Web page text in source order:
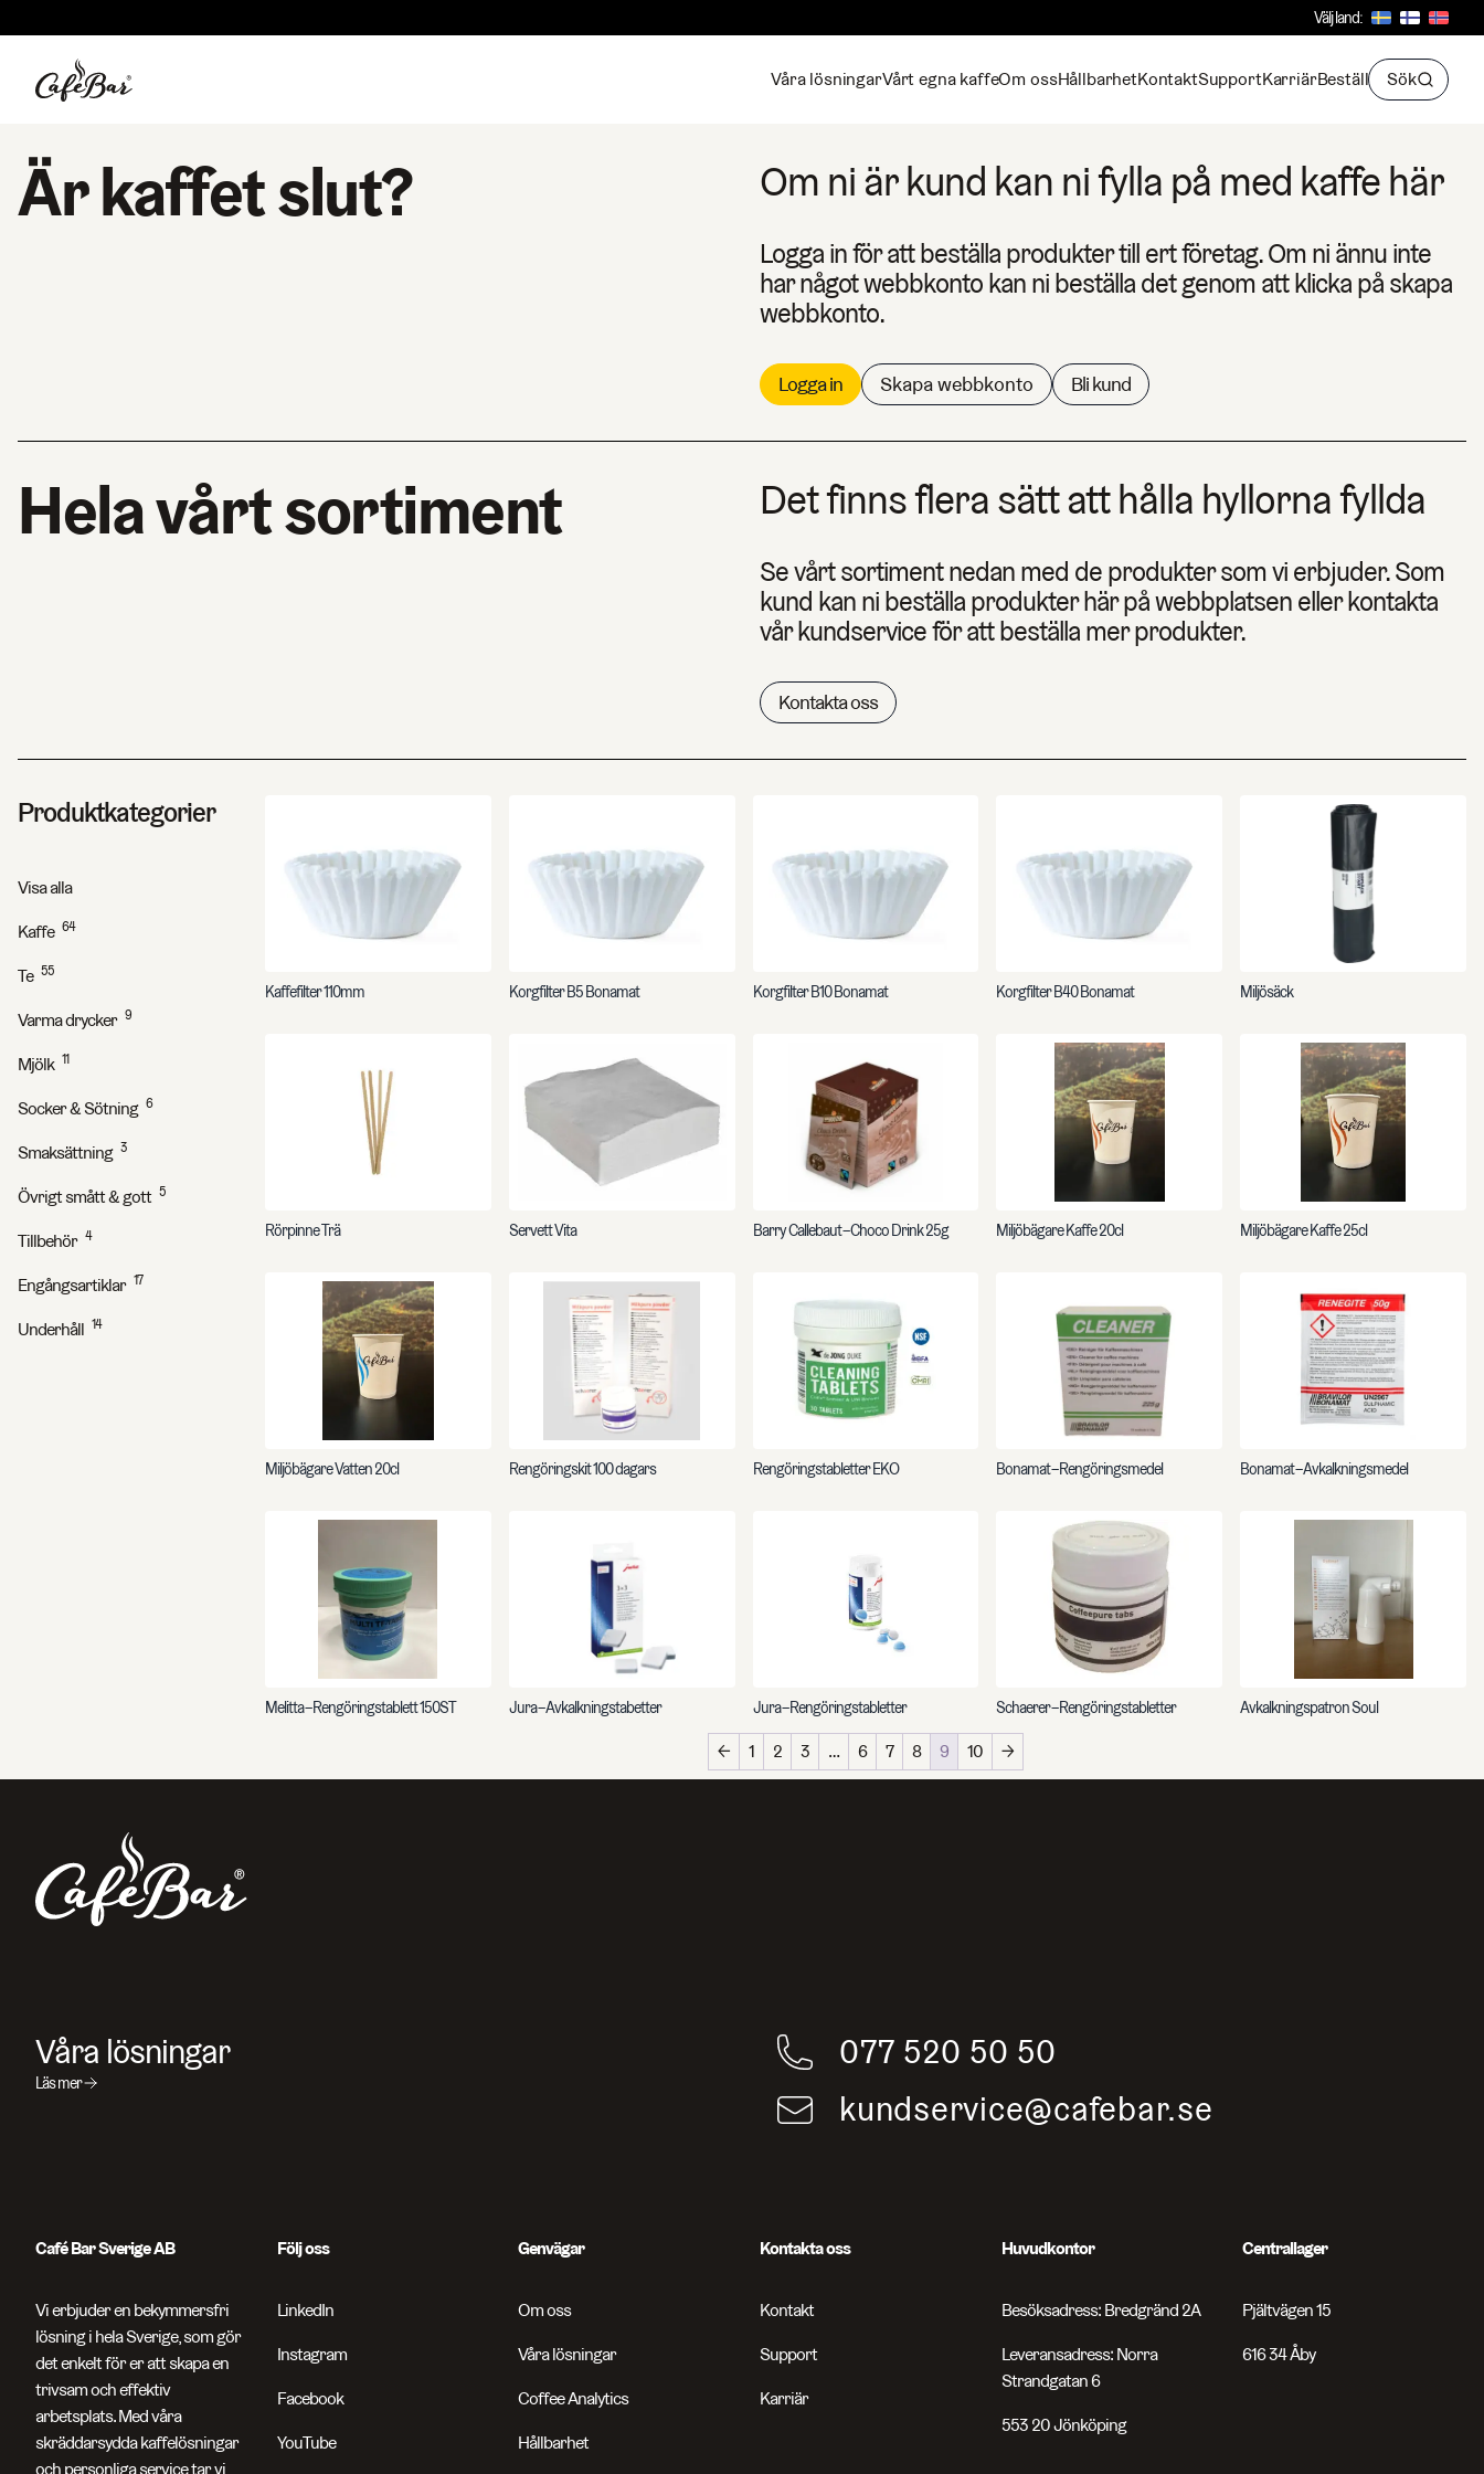
Välj land:
Våra lösningarVårt egna kaffeOm ossHållbarhetKontaktSupportKarriärBeställ Sök
Sök efter sidor, produkter, kontaktpersoner, artikelnummer och artiklar
Är kaffet slut? Om ni är kund kan ni fylla på med kaffe här
Logga in för att beställa produkter till ert företag. Om ni ännu inte
har något webbkonto kan ni beställa det genom att klicka på skapa
webbkonto.
Logga in Skapa webbkonto Bli kund
Hela vårt sortiment Det finns flera sätt att hålla hyllorna fyllda
Se vårt sortiment nedan med de produkter som vi erbjuder. Som
kund kan ni beställa produkter här på webbplatsen eller kontakta
vår kundservice för att beställa mer produkter.
Kontakta oss
Produktkategorier
Visa alla
Kaffe 64
Te 55
Varma drycker 9
Mjölk 11
Socker & Sötning 6
Smaksättning 3
Övrigt smått & gott 5
Tillbehör 4
Engångsartiklar 17
Underhåll 14
Kaffefilter 110mm Korgfilter B5 Bonamat Korgfilter B10 Bonamat Korgfilter B40 Bonamat Miljösäck
Rörpinne Trä Servett Vita Barry Callebaut – Choco Drink 25g Miljöbägare Kaffe 20cl Miljöbägare Kaffe 25cl
Miljöbägare Vatten 20cl Rengöringskit 100 dagars Rengöringstabletter EKO Bonamat – Rengöringsmedel Bonamat – Avkalkningsmedel
Melitta – Rengöringstablett 150ST Jura – Avkalkningstabetter Jura – Rengöringstabletter Schaerer – Rengöringstabletter Avkalkningspatron Soul
← 1 2 3 … 6 7 8 9 10 →
Våra lösningar
Läs mer
077 520 50 50
kundservice@cafebar.se
Café Bar Sverige AB
Vi erbjuder en bekymmersfri
lösning i hela Sverige, som gör
det enkelt för er att skapa en
trivsam och effektiv
arbetsplats. Med våra
skräddarsydda kaffelösningar
och personliga service tar vi
Följ oss
LinkedIn
Instagram
Facebook
YouTube
Genvägar
Om oss
Våra lösningar
Coffee Analytics
Hållbarhet
Kontakta oss
Kontakt
Support
Karriär
Huvudkontor
Besöksadress: Bredgränd 2A
Leveransadress: Norra
Strandgatan 6
553 20 Jönköping
Centrallager
Pjältvägen 15
616 34 Åby